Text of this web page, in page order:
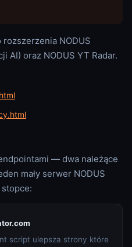
NODUS
AI) oraz NODUS YT Radar.
— dwa należące
mały serwer NODUS
script ulepsza strony które